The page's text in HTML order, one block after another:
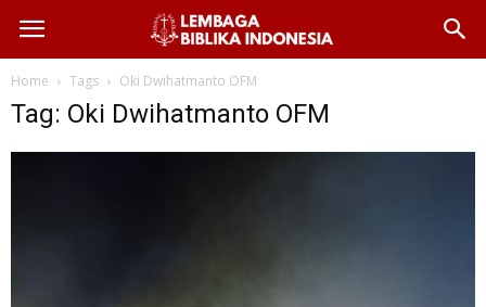
Home Tags Oki Dwihatmanto OFM
Tag: Oki Dwihatmanto OFM